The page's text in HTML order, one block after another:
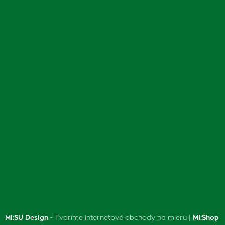
MI:SU Design - Tvoríme internetové obchody na mieru | MI:Shop